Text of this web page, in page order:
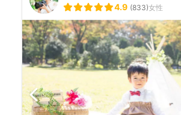
4.9 (833)女性